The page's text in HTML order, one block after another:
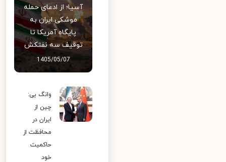
آسیا؛ از ادعای حمله
موشکی ایران به
پایگاه آمریکا تا
توقیف سه نفتکش
1405/05/07
وانگ یی:
چین از
ایران در
محافظت از
حاکمیت
خود